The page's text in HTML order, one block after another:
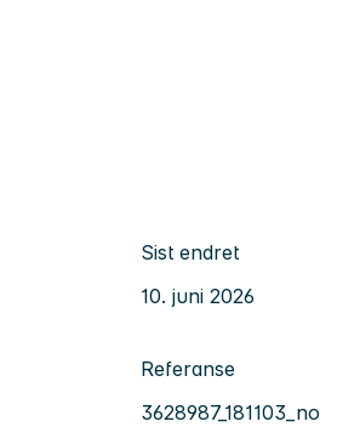
Sist endret
10. juni 2026
Referanse
3628987_181103_no